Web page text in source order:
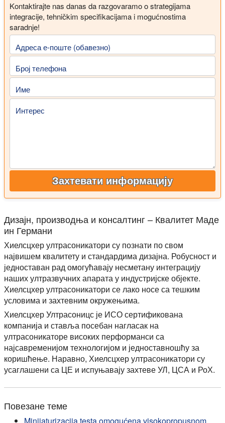
Kontaktirajte nas danas da razgovaramo o strategijama
integracije, tehničkim specifikacijama i mogućnostima
saradnje!
Адреса е-поште (обавезно)
Број телефона
Име
Интерес
Захтевати информацију
Дизајн, производња и консалтинг – Квалитет Маде
ин Германи
Хиелсцхер ултрасоникатори су познати по свом
највишем квалитету и стандардима дизајна. Робусност и
једноставан рад омогућавају несметану интеграцију
наших ултразвучних апарата у индустријске објекте.
Хиелсцхер ултрасоникатори се лако носе са тешким
условима и захтевним окружењима.
Хиелсцхер Ултрасоницс је ИСО сертификована
компанија и ставља посебан нагласак на
ултрасоникаторе високих перформанси са
најсавременијом технологијом и једноставношћу за
коришћење. Наравно, Хиелсцхер ултрасоникатори су
усаглашени са ЦЕ и испуњавају захтеве УЛ, ЦСА и РоХ.
Повезане теме
Minijaturizacija testa omogućena visokopropusnom